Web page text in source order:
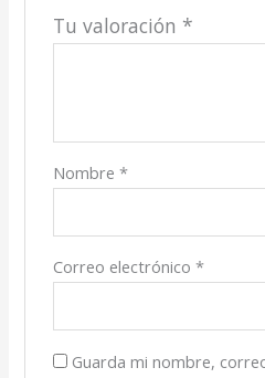
Tu valoración *
Nombre *
Correo electrónico *
Guarda mi nombre,